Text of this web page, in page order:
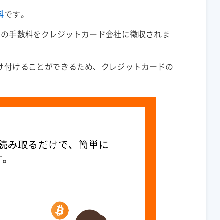
です。
手数料をクレジットカード会社に徴収されま
けることができるため、クレジットカードの